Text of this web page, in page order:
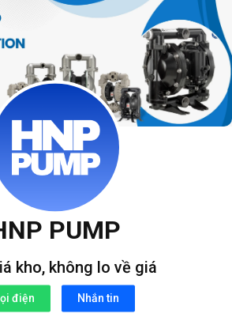
PUMP
kho, không lo về giá
điện Nhắn tin